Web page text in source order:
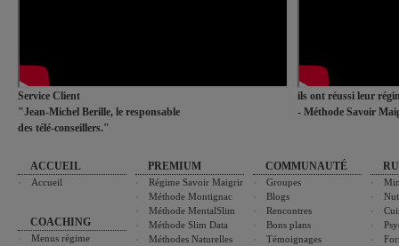
Service Client
"Jean-Michel Berille, le responsable
des télé-conseillers."
ils ont réussi leur
- Méthode Savoir
ACCUEIL
Accueil
COACHING
Menus régime
PREMIUM
Régime Savoir Maigrir
Méthode Montignac
Méthode MentalSlim
Méthode Slim Data
Méthodes Naturelles
COMMUNAUTÉ
Groupes
Blogs
Rencontres
Bons plans
Témoignages